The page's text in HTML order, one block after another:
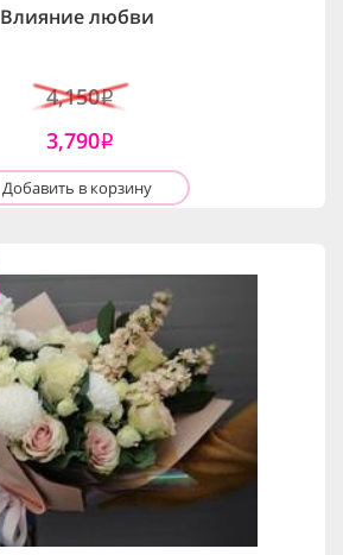
Влияние любви
4,150i
3,790i
Добавить в корзину